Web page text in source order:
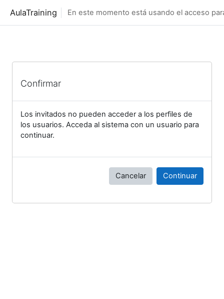
AulaTraining En este momento está usando el acceso
Confirmar
Los invitados no pueden acceder a los perfiles de
los usuarios. Acceda al sistema con un usuario para
continuar.
Cancelar Continuar